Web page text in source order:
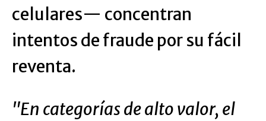
celulares— concentran
intentos de fraude por su fácil
reventa.
"En categorías de alto valor, el